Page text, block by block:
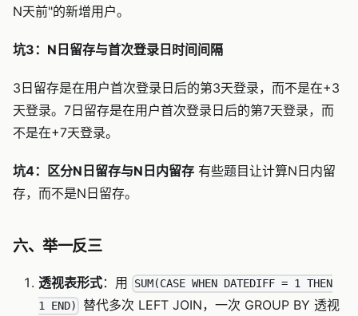
N天前"的新增用户。
坑3：N日留存与首次登录日时间间隔
3日留存是在用户首次登录日后的第3天登录，而不是在+3
天登录。7日留存是在用户首次登录日后的第7天登录，而
不是在+7天登录。
坑4：区分N日留存与N日内留存 有些题目让计算N日内留
存，而不是N日留存。
六、举一反三
透视表形式：用
SUM(CASE WHEN DATEDIFF = 1 THEN
1 END)
替代多次 LEFT JOIN，一次 GROUP BY 透视